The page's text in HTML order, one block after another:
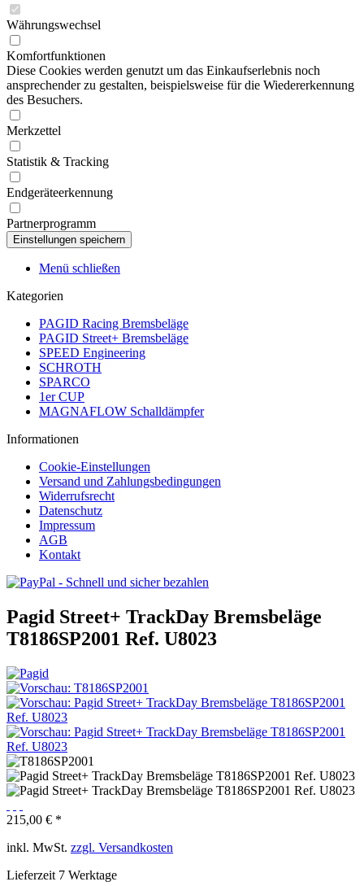
Währungswechsel
Komfortfunktionen
Diese Cookies werden genutzt um das Einkaufserlebnis noch
ansprechender zu gestalten, beispielsweise für die Wiedererkennung
des Besuchers.
Merkzettel
Statistik & Tracking
Endgeräteerkennung
Partnerprogramm
Menü schließen
Kategorien
PAGID Racing Bremsbeläge
PAGID Street+ Bremsbeläge
SPEED Engineering
SCHROTH
SPARCO
1er CUP
MAGNAFLOW Schalldämpfer
Informationen
Cookie-Einstellungen
Versand und Zahlungsbedingungen
Widerrufsrecht
Datenschutz
Impressum
AGB
Kontakt
Pagid Street+ TrackDay Bremsbeläge
T8186SP2001 Ref. U8023
215,00 € *
inkl. MwSt. zzgl. Versandkosten
Lieferzeit 7 Werktage